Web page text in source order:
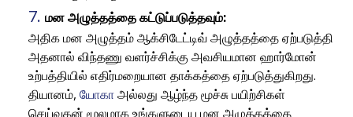
மன அழுத்தத்தை கட்டுப்படுத்தவும்:
அதிக மன அழுத்தம் ஆக்சிடேட்டிவ் அழுத்தத்தை ஏற்படுத்தி
அதனால் விந்தணு வளர்ச்சிக்கு அவசியமான ஹார்மோன்
உற்பத்தியில் எதிர்மறையான தாக்கத்தை ஏற்படுத்துகிறது.
தியானம், யோகாஅல்லது ஆழ்ந்த மூச்சு பயிற்சிகள்
செய்வதன் மூலமாக உங்களுடைய மன அழுத்தத்தை